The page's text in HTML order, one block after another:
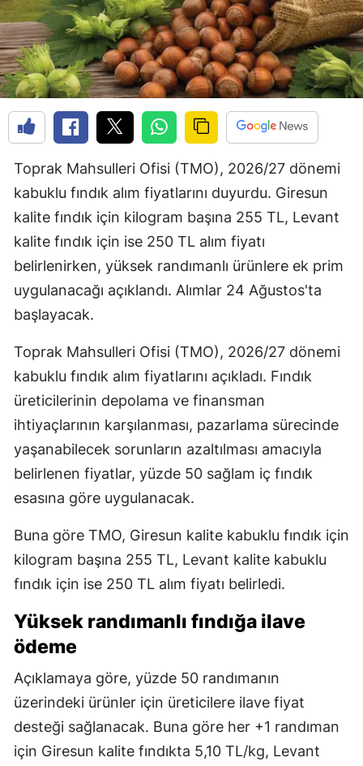
Toprak Mahsulleri Ofisi (TMO), 2026/27 dönemi
kabuklu fındık alım fiyatlarını duyurdu. Giresun
kalite fındık için kilogram başına 255 TL, Levant
kalite fındık için ise 250 TL alım fiyatı
belirlenirken, yüksek randımanlı ürünlere ek prim
uygulanacağı açıklandı. Alımlar 24 Ağustos'ta
başlayacak.
Toprak Mahsulleri Ofisi (TMO), 2026/27 dönemi
kabuklu fındık alım fiyatlarını açıkladı. Fındık
üreticilerinin depolama ve finansman
ihtiyaçlarının karşılanması, pazarlama sürecinde
yaşanabilecek sorunların azaltılması amacıyla
belirlenen fiyatlar, yüzde 50 sağlam iç fındık
esasına göre uygulanacak.
Buna göre TMO, Giresun kalite kabuklu fındık için
kilogram başına 255 TL, Levant kalite kabuklu
fındık için ise 250 TL alım fiyatı belirledi.
Yüksek randımanlı fındığa ilave
ödeme
Açıklamaya göre, yüzde 50 randımanın
üzerindeki ürünler için üreticilere ilave fiyat
desteği sağlanacak. Buna göre her +1 randıman
için Giresun kalite fındıkta 5,10 TL/kg, Levant